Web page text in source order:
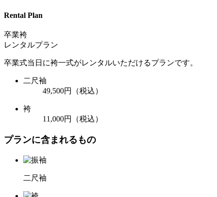
Rental Plan
卒業袴
レンタルプラン
卒業式当日に袴一式がレンタルいただけるプランです。
二尺袖
49,500円
（税込）
袴
11,000円
（税込）
プランに含まれるもの
二尺袖